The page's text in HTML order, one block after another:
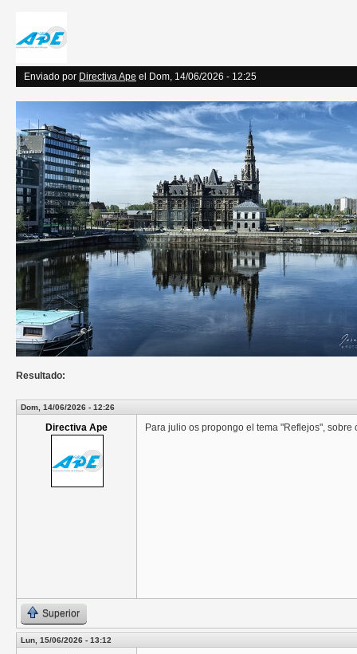
Enviado por Directiva Ape el Dom, 14/06/2026 - 12:25
Resultado:
Dom, 14/06/2026 - 12:26
Directiva Ape Para julio os propongo el tema "Reflejos",
Superior
Lun, 15/06/2026 - 13:12